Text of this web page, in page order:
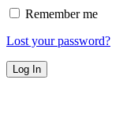
Remember me
Lost your password?